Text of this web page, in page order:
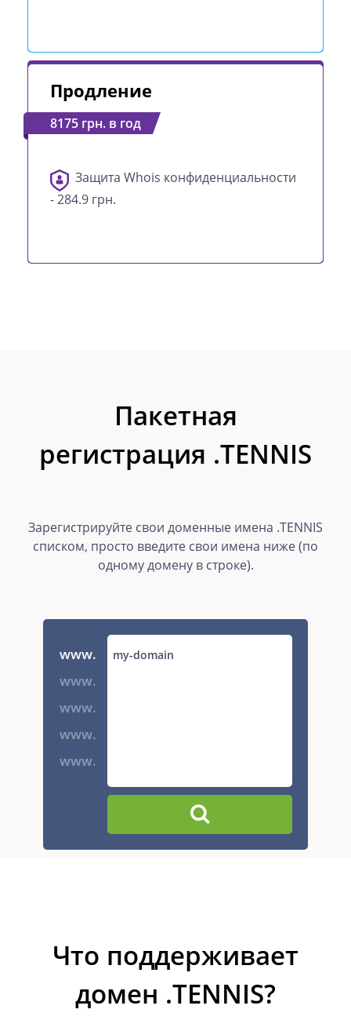
Продление
8175 грн. в год
Защита Whois конфиденциальности
- 284.9 грн.
Пакетная
регистрация .TENNIS
Зарегистрируйте свои доменные имена .TENNIS
списком, просто введите свои имена ниже (по
одному домену в строке).
www.
www.
www.
www.
www.
Что поддерживает
домен .TENNIS?